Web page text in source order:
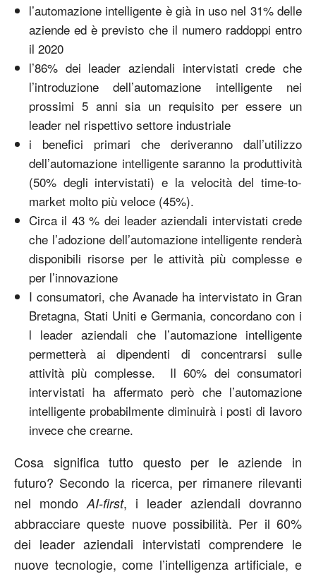
l’automazione intelligente è già in uso nel 31% delle
aziende ed è previsto che il numero raddoppi entro
il 2020
l’86% dei leader aziendali intervistati crede che
l’introduzione dell’automazione intelligente nei
prossimi 5 anni sia un requisito per essere un
leader nel rispettivo settore industriale
i benefici primari che deriveranno dall’utilizzo
dell’automazione intelligente saranno la produttività
(50% degli intervistati) e la velocità del time-to-
market molto più veloce (45%).
Circa il 43 % dei leader aziendali intervistati crede
che l’adozione dell’automazione intelligente renderà
disponibili risorse per le attività più complesse e
per l’innovazione
I consumatori, che Avanade ha intervistato in Gran
Bretagna, Stati Uniti e Germania, concordano con i
l leader aziendali che l’automazione intelligente
permetterà ai dipendenti di concentrarsi sulle
attività più complesse. Il 60% dei consumatori
intervistati ha affermato però che l’automazione
intelligente probabilmente diminuirà i posti di lavoro
invece che crearne.
Cosa significa tutto questo per le aziende in
futuro? Secondo la ricerca, per rimanere rilevanti
nel mondo AI-first, i leader aziendali dovranno
abbracciare queste nuove possibilità. Per il 60%
dei leader aziendali intervistati comprendere le
nuove tecnologie, come l’intelligenza artificiale, e